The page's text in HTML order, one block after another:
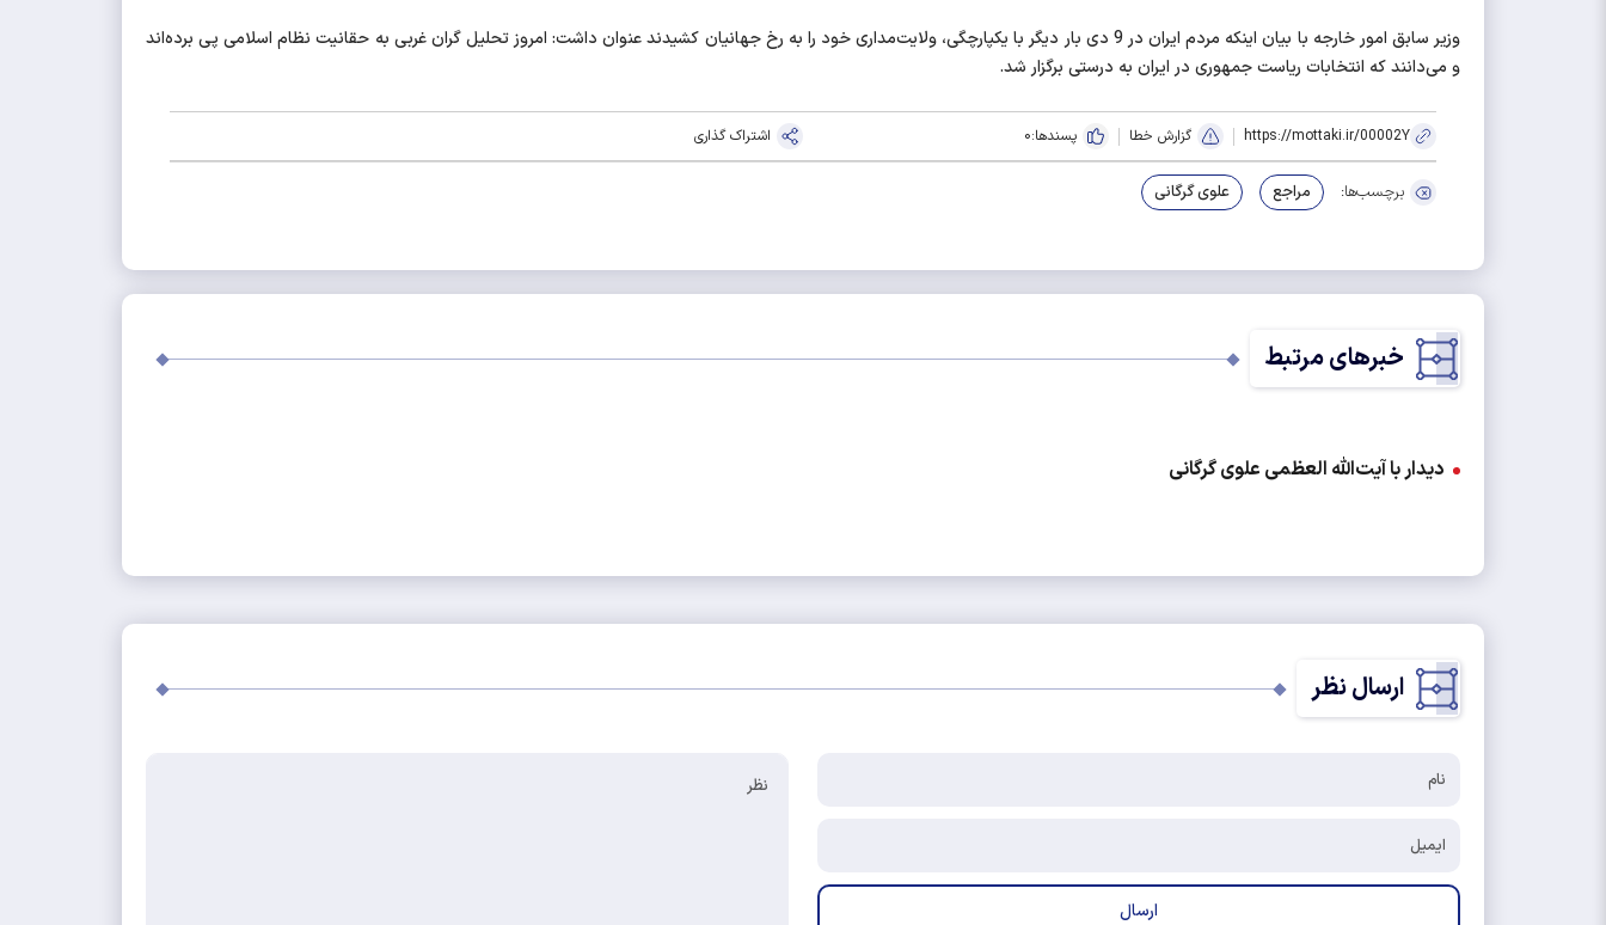
وزیر سابق امور خارجه با بیان اینکه مردم ایران در 9 دی بار دیگر با یکپارچگی، ولایت‌مداری خود را به رخ جهانیان کشیدند عنوان داشت: امروز تحلیل گران غربی به حقانیت نظام اسلامی پی برده‌اند
و می‌دانند که انتخابات ریاست جمهوری در ایران به درستی برگزار شد.
https://mottaki.ir/00002Y گزارش خطا پسندها:0 اشتراک گذاری
برچسب‌ها: مراجع علوی گرگانی
خبرهای مرتبط
دیدار با آیت‌الله العظمی علوی گرگانی
ارسال نظر